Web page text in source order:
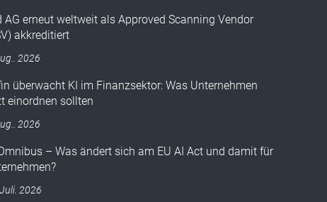
AG erneut weltweit als Approved Scanning Vendor
akkreditiert
2026
überwacht KI im Finanzsektor: Was Unternehmen
einordnen sollten
2026
– Was ändert sich am EU AI Act und damit für
2026